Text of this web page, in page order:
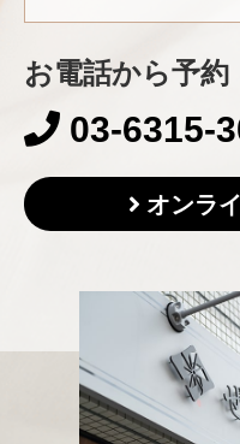
お電話から予約
03-6315-
オンラ